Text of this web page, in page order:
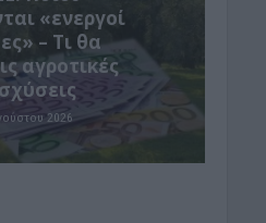
«ενεργοί
– Τι θα
αγροτικές
2026